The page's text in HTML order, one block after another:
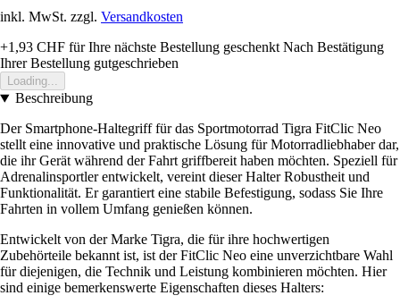
inkl. MwSt. zzgl. Versandkosten
+1,93 CHF für Ihre nächste Bestellung geschenkt Nach Bestätigung
Ihrer Bestellung gutgeschrieben
Loading...
Beschreibung
Der Smartphone-Haltegriff für das Sportmotorrad Tigra FitClic Neo
stellt eine innovative und praktische Lösung für Motorradliebhaber dar,
die ihr Gerät während der Fahrt griffbereit haben möchten. Speziell für
Adrenalinsportler entwickelt, vereint dieser Halter Robustheit und
Funktionalität. Er garantiert eine stabile Befestigung, sodass Sie Ihre
Fahrten in vollem Umfang genießen können.
Entwickelt von der Marke Tigra, die für ihre hochwertigen
Zubehörteile bekannt ist, ist der FitClic Neo eine unverzichtbare Wahl
für diejenigen, die Technik und Leistung kombinieren möchten. Hier
sind einige bemerkenswerte Eigenschaften dieses Halters: